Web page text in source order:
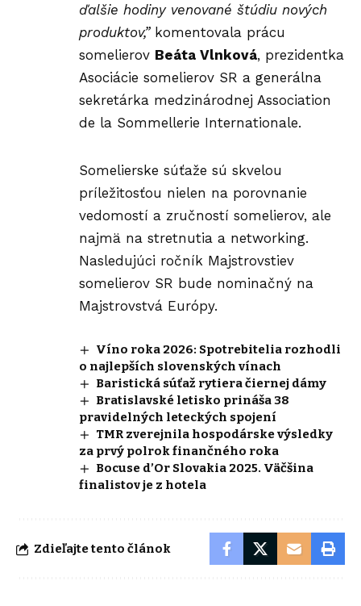
ďalšie hodiny venované štúdiu nových
produktov,” komentovala prácu
somelierov Beáta Vlnková, prezidentka
Asociácie somelierov SR a generálna
sekretárka medzinárodnej Association
de la Sommellerie Internationale.
Somelierske súťaže sú skvelou
príležitosťou nielen na porovnanie
vedomostí a zručností somelierov, ale
najmä na stretnutia a networking.
Nasledujúci ročník Majstrovstiev
somelierov SR bude nominačný na
Majstrovstvá Európy.
Víno roka 2026: Spotrebitelia rozhodli
o najlepších slovenských vínach
Baristická súťaž rytiera čiernej dámy
Bratislavské letisko prináša 38
pravidelných leteckých spojení
TMR zverejnila hospodárske výsledky
za prvý polrok finančného roka
Bocuse d’Or Slovakia 2025. Väčšina
finalistov je z hotela
Zdieľajte tento článok